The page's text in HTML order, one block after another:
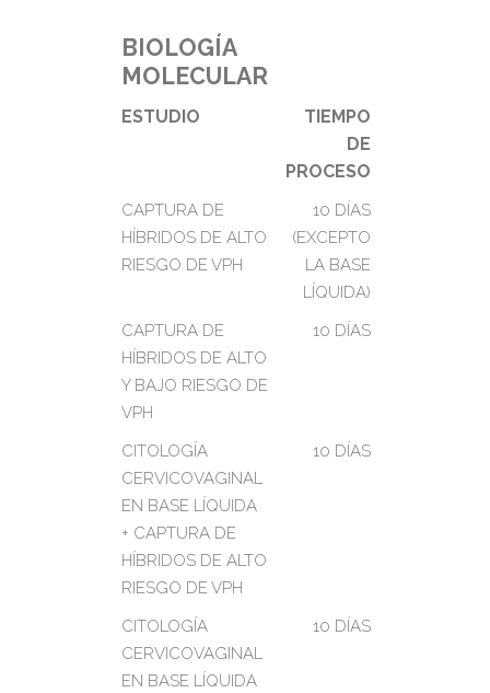
BIOLOGÍA
MOLECULAR
ESTUDIO
TIEMPO
DE
PROCESO
CAPTURA DE
HÍBRIDOS DE ALTO
RIESGO DE VPH
10 DÍAS
(EXCEPTO
LA BASE
LÍQUIDA)
CAPTURA DE
HÍBRIDOS DE ALTO
Y BAJO RIESGO DE
VPH
10 DÍAS
CITOLOGÍA
CERVICOVAGINAL
EN BASE LÍQUIDA
+ CAPTURA DE
HÍBRIDOS DE ALTO
RIESGO DE VPH
10 DÍAS
CITOLOGÍA
CERVICOVAGINAL
EN BASE LÍQUIDA
10 DÍAS